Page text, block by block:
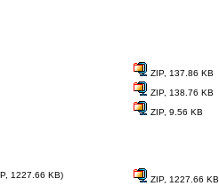
ZIP, 137.86 KB
ZIP, 138.76 KB
ZIP, 9.56 KB
1227.66 KB) ZIP, 1227.66 KB